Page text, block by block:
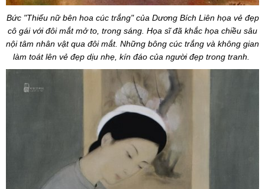
Bức "Thiếu nữ bên hoa cúc trắng" của Dương Bích Liên họa vẻ đẹp
cô gái với đôi mắt mở to, trong sáng. Họa sĩ đã khắc họa chiều sâu
nội tâm nhân vật qua đôi mắt. Những bông cúc trắng và không gian
làm toát lên vẻ đẹp dịu nhẹ, kín đáo của người đẹp trong tranh.